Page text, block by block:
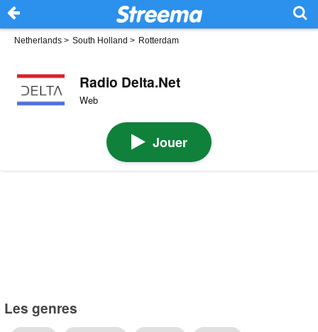
Netherlands > South Holland > Rotterdam
Radio Delta.Net
Web
Jouer
Les genres